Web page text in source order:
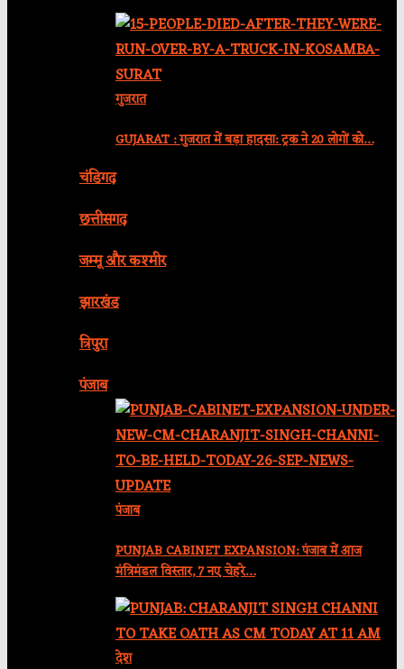
गुजरात
GUJARAT : गुजरात में बड़ा हादसा: ट्रक ने 20 लोगों को…
चंडिगढ़
छत्तीसगढ़
जम्मू और कश्मीर
झारखंड
त्रिपुरा
पंजाब
पंजाब
PUNJAB CABINET EXPANSION: पंजाब में आज
मंत्रिमंडल विस्तार, 7 नए चेहरे…
देश